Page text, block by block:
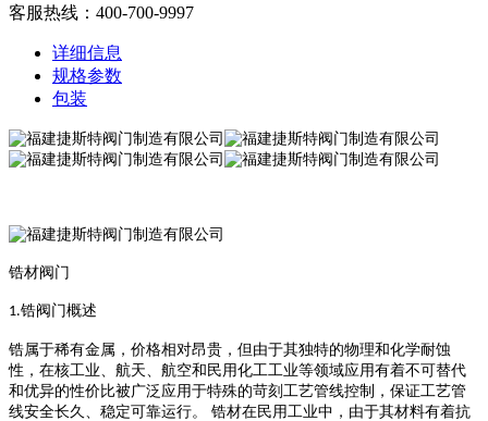
客服热线：400-700-9997
详细信息
规格参数
包装
锆材阀门
1.锆阀门概述
锆属于稀有金属，价格相对昂贵，但由于其独特的物理和化学耐蚀
性，在核工业、航天、航空和民用化工工业等领域应用有着不可替代
和优异的性价比被广泛应用于特殊的苛刻工艺管线控制，保证工艺管
线安全长久、稳定可靠运行。
锆材在民用工业中，由于其材料有着抗